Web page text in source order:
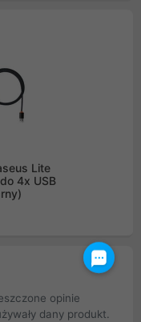
Lite
4x USB
opinie
dany produkt.